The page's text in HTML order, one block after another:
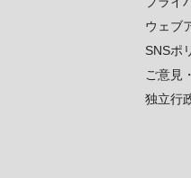
ウェブ
SNSポ
ご意見
独立行